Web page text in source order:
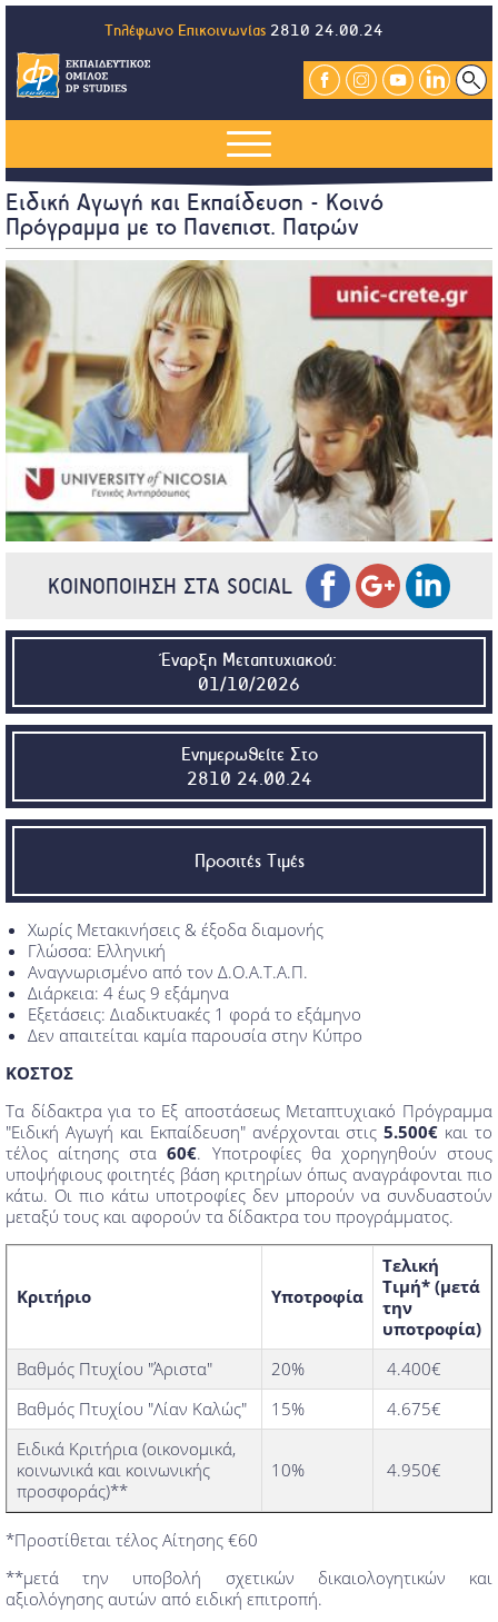
Τηλέφωνο Επικοινωνίας 2810 24.00.24
Ειδική Αγωγή και Εκπαίδευση - Κοινό
Πρόγραμμα με το Πανεπιστ. Πατρών
ΚΟΙΝΟΠΟΙΗΣΗ ΣΤΑ SOCIAL
Έναρξη Μεταπτυχιακού:
01/10/2026
Ενημερωθείτε Στο
2810 24.00.24
Προσιτές Τιμές
Χωρίς Μετακινήσεις & έξοδα διαμονής
Γλώσσα: Ελληνική
Αναγνωρισμένο από τον Δ.Ο.Α.Τ.Α.Π.
Διάρκεια: 4 έως 9 εξάμηνα
Εξετάσεις: Διαδικτυακές 1 φορά το εξάμηνο
Δεν απαιτείται καμία παρουσία στην Κύπρο
ΚΟΣΤΟΣ
Τα δίδακτρα για το Εξ αποστάσεως Μεταπτυχιακό Πρόγραμμα
"Ειδική Αγωγή και Εκπαίδευση" ανέρχονται στις5.500€ και το
τέλος αίτησης στα60€. Υποτροφίες θα χορηγηθούν στους
υποψήφιους φοιτητές βάση κριτηρίων όπως αναγράφονται πιο
κάτω. Οι πιο κάτω υποτροφίες δεν μπορούν να συνδυαστούν
μεταξύ τους και αφορούν τα δίδακτρα του προγράμματος.
Κριτήριο Υποτροφία
Τελική
Τιμή* (μετά
την
υποτροφία)
Βαθμός Πτυχίου "Άριστα"
20%
4.400€
Βαθμός Πτυχίου "Λίαν Καλώς"
15%
4.675€
Ειδικά Κριτήρια (οικονομικά,
κοινωνικά και κοινωνικής
προσφοράς)**
10% 4.950€
*Προστίθεται τέλος Αίτησης €60
**μετά την υποβολή σχετικών δικαιολογητικών και
αξιολόγησης αυτών από ειδική επιτροπή.